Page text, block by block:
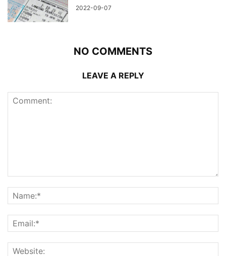
2022-09-07
NO COMMENTS
LEAVE A REPLY